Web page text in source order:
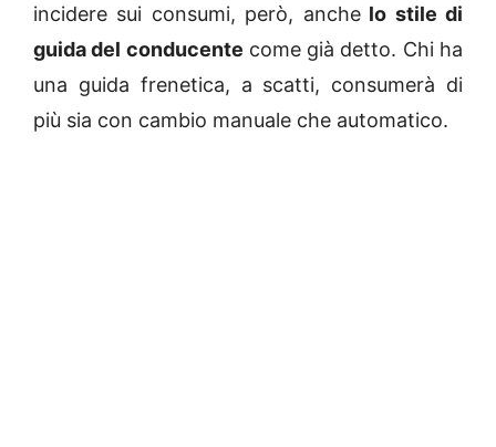
incidere sui consumi, però, anchelo stile di
guida del conducente come già detto. Chi ha
una guida frenetica, a scatti, consumerà di
più sia con cambio manuale che automatico.